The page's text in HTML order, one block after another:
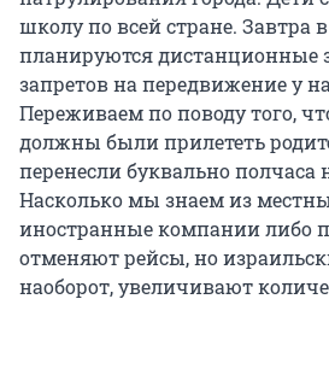
школу по всей стране. Завтра
планируются дистанционные
запретов на передвижение у
Переживаем по поводу того,
должны были прилететь
перенесли буквально полчаса
Насколько мы знаем из
иностранные компании либо
отменяют рейсы, но
наоборот, увеличивают